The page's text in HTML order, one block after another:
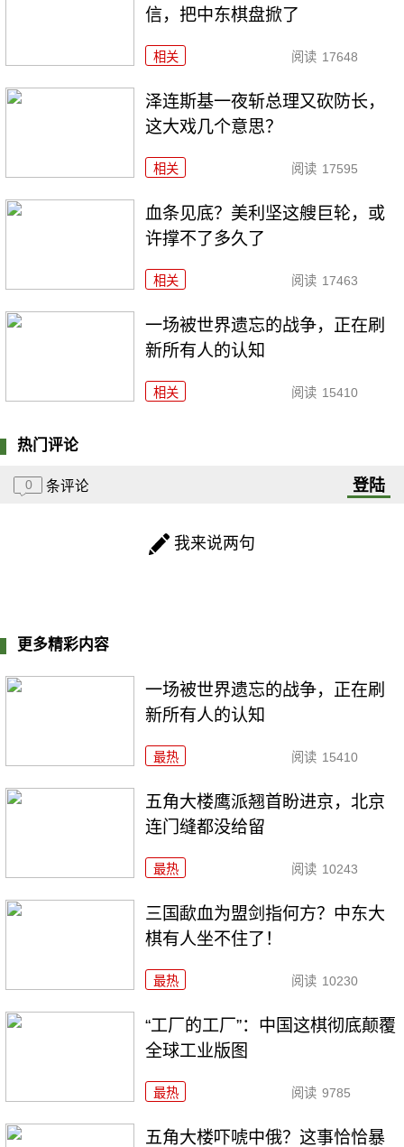
信，把中东棋盘掀了
相关 阅读 17648
泽连斯基一夜斩总理又砍防长，
这大戏几个意思？
相关 阅读 17595
血条见底？美利坚这艘巨轮，或
许撑不了多久了
相关 阅读 17463
一场被世界遗忘的战争，正在刷
新所有人的认知
相关 阅读 15410
热门评论
0 条评论 登陆
我来说两句
更多精彩内容
一场被世界遗忘的战争，正在刷
新所有人的认知
最热 阅读 15410
五角大楼鹰派翘首盼进京，北京
连门缝都没给留
最热 阅读 10243
三国歃血为盟剑指何方？中东大
棋有人坐不住了！
最热 阅读 10230
“工厂的工厂”：中国这棋彻底颠覆
全球工业版图
最热 阅读 9785
五角大楼吓唬中俄？这事恰恰暴